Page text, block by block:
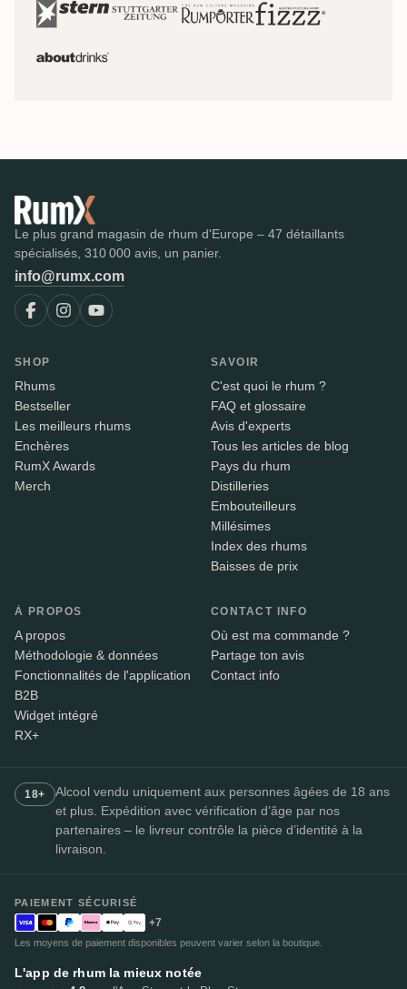
Le plus grand magasin de rhum d'Europe – 47 détaillants
spécialisés, 310 000 avis, un panier.
info@rumx.com
SHOP
Rhums
Bestseller
Les meilleurs rhums
Enchères
RumX Awards
Merch
SAVOIR
C'est quoi le rhum ?
FAQ et glossaire
Avis d'experts
Tous les articles de blog
Pays du rhum
Distilleries
Embouteilleurs
Millésimes
Index des rhums
Baisses de prix
À PROPOS
A propos
Méthodologie & données
Fonctionnalités de l'application
B2B
Widget intégré
RX+
CONTACT INFO
Où est ma commande ?
Partage ton avis
Contact info
18+
Alcool vendu uniquement aux personnes âgées de 18 ans
et plus. Expédition avec vérification d’âge par nos
partenaires – le livreur contrôle la pièce d’identité à la
livraison.
PAIEMENT SÉCURISÉ
+7
Les moyens de paiement disponibles peuvent varier selon la boutique.
L'app de rhum la mieux notée